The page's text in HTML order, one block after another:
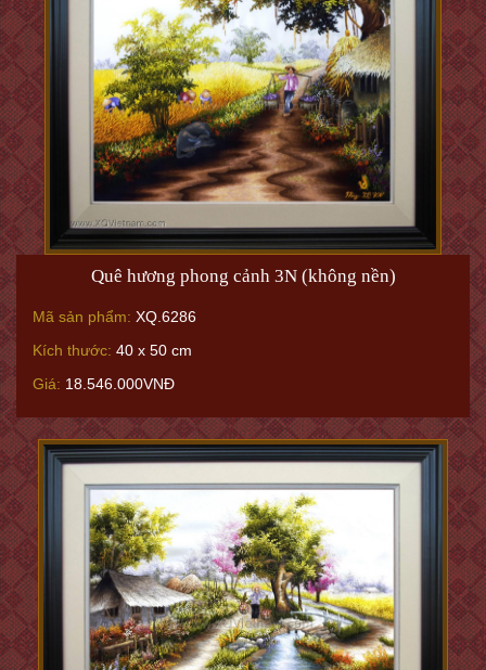
Quê hương phong cảnh 3N (không nền)
Mã sản phẩm: XQ.6286
Kích thước: 40 x 50 cm
Giá: 18.546.000VNĐ